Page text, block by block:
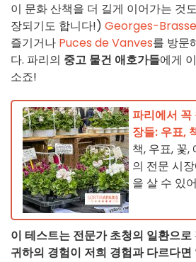
이 문화 산책을 더 길게 이어가는 것
장되기도 합니다!) Georges-
즐기거나 Puces de Vanves를 방문
다. 파리의 중고 물건 애호가들에게
소죠!
파리에서 꼭
장들: 우표,
책, 우표, 꽃,
의 전문 시
을 살 수 있
이 테스트는 전문가 초청의 일환으
귀하의 경험이 저희 경험과 다르다면